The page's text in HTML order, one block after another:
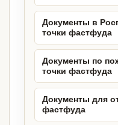
Документы в
точки фастфуда
Документы по
точки фастфуда
Документы для
фастфуда